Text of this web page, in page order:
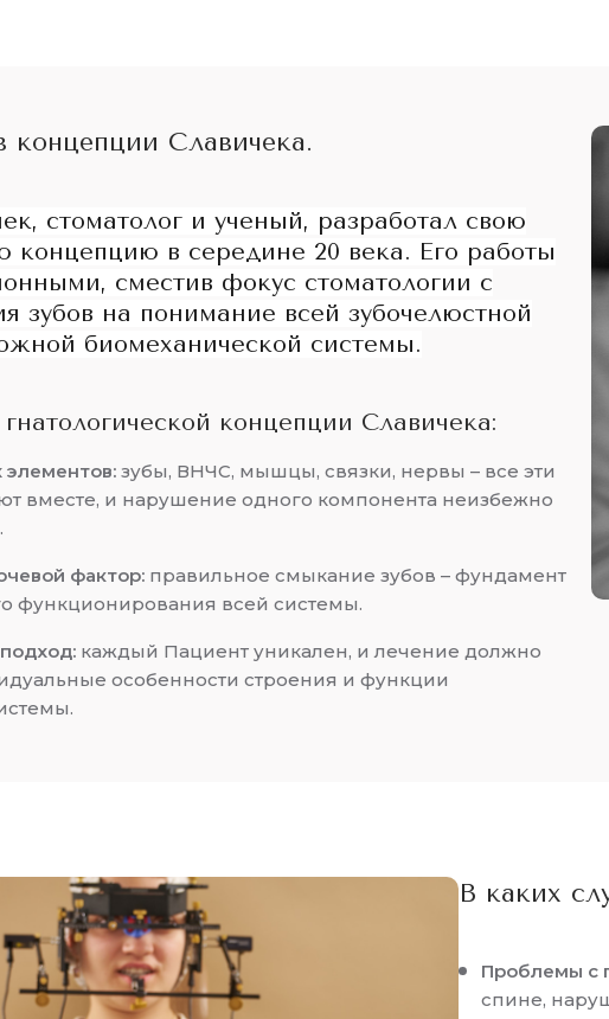
Славичека.
стоматолог и ученый, разработал свою
концепцию в середине 20 века. Его работы
сместив фокус стоматологии с
зубов на понимание всей зубочелюстной
биомеханической системы.
концепции Славичека:
элементов: зубы, ВНЧС, мышцы, связки, нервы – все эти
вместе, и нарушение одного компонента неизбежно
фактор: правильное смыкание зубов – фундамент
функционирования всей системы.
каждый Пациент уникален, и лечение должно
особенности строения и функции
В каких
Проблемы с
спине,